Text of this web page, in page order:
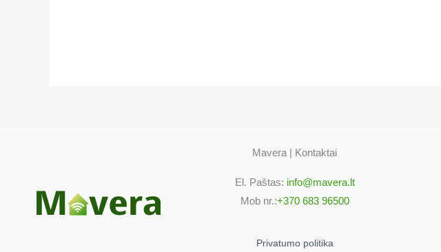
Mavera | Kontaktai
El. Paštas: info@mavera.lt
Mob nr.:+370 683 96500
Privatumo politika